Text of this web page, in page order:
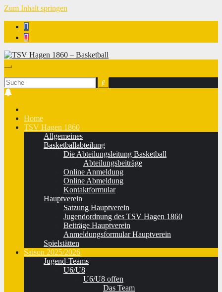
Zum Inhalt springen
Home
TSV Hagen 1860
Allgemeines
Basketballabteilung
Die Abteilungsleitung Basketball
Abteilungsbeiträge
Online Anmeldung
Online Abmeldung
Kontaktformular
Hauptverein
Satzung Hauptverein
Jugendordnung des TSV Hagen 1860
Beiträge Hauptverein
Anmeldungsformular Hauptverein
Spielstätten
Saison 2025/2026
Jugend-Teams
U6/U8
U6/U8 offen
Das Team